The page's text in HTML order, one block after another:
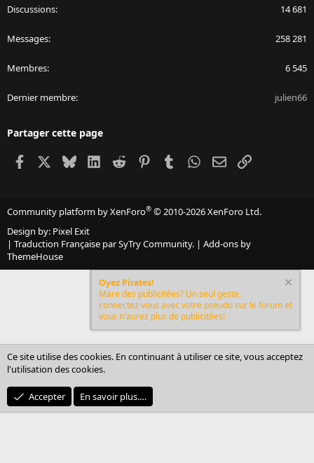
Discussions 14 681
Messages 258 281
Membres 6 545
Dernier membre julien66
Partager cette page
Facebook BlueskyLinkedIn
Reddit PinterestTumblr WhatsApp
EmailLien
Community platform by XenForo® © 2010-2026 XenForo Ltd.
Design by: Pixel Exit
| Traduction Française par SyTry Community. | Add-ons by
ThemeHouse
Oyez Pirates!
Mare des publicitées? Un seul geste,
connectez vous avec votre pseudo sur le forum et
vous n'aurez plus de publicitées!
Ce site utilise des cookies. En continuant à utiliser ce site, vous acceptez
l'utilisation des cookies.
Accepter En savoir plus.…